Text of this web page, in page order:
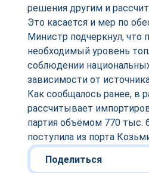
решения другим и
Это касается и мер по
Министр подчеркнул, что
необходимый уровень
соблюдении
зависимости от
Как сообщалось ранее, в
рассчитывает
партия объёмом 770 тыс.
поступила из порта
Поделиться